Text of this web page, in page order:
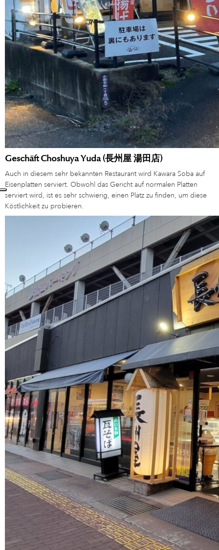
Geschäft Choshuya Yuda (長州屋 湯田店)
Auch in diesem sehr bekannten Restaurant wird Kawara Soba auf
Eisenplatten serviert. Obwohl das Gericht auf normalen Platten
serviert wird, ist es sehr schwierig, einen Platz zu finden, um diese
Köstlichkeit zu probieren.